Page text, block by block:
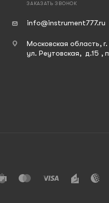
ЗАКАЗАТЬ ЗВОНОК
info@instrument777.ru
Московская область,
ул. Реутовская, д.15 ,